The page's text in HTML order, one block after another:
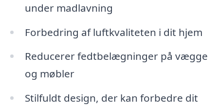
under madlavning
Forbedring af luftkvaliteten i dit hjem
Reducerer fedtbelægninger på vægge
og møbler
Stilfuldt design, der kan forbedre dit